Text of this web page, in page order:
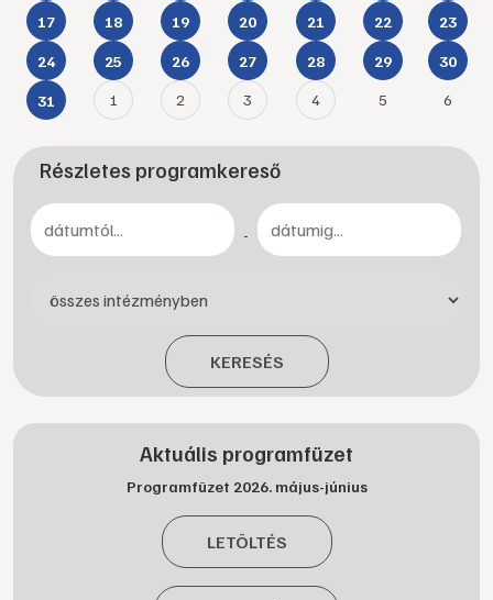
17 18 19 20 21 22 23
24 25 26 27 28 29 30
31 1 2 3 4 5 6
Részletes programkereső
-
KERESÉS
Aktuális programfüzet
Programfüzet 2026. május-június
LETÖLTÉS